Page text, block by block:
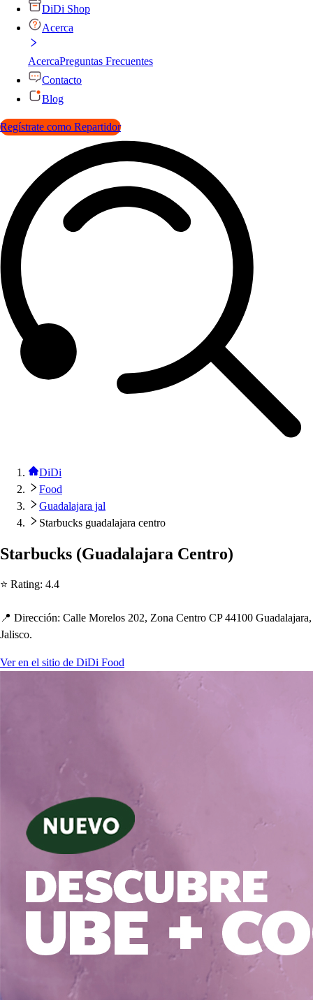
DiDi Shop
Acerca
AcercaPreguntas Frecuentes
Contacto
Blog
Regístrate como Repartidor
DiDi
Food
Guadalajara jal
Starbucks guadalajara centro
Starbucks (Guadalajara Centro)
⭐ Rating: 4.4
📍 Dirección: Calle Morelos 202, Zona Centro CP 44100 Guadalajara,
Jalisco.
Ver en el sitio de DiDi Food